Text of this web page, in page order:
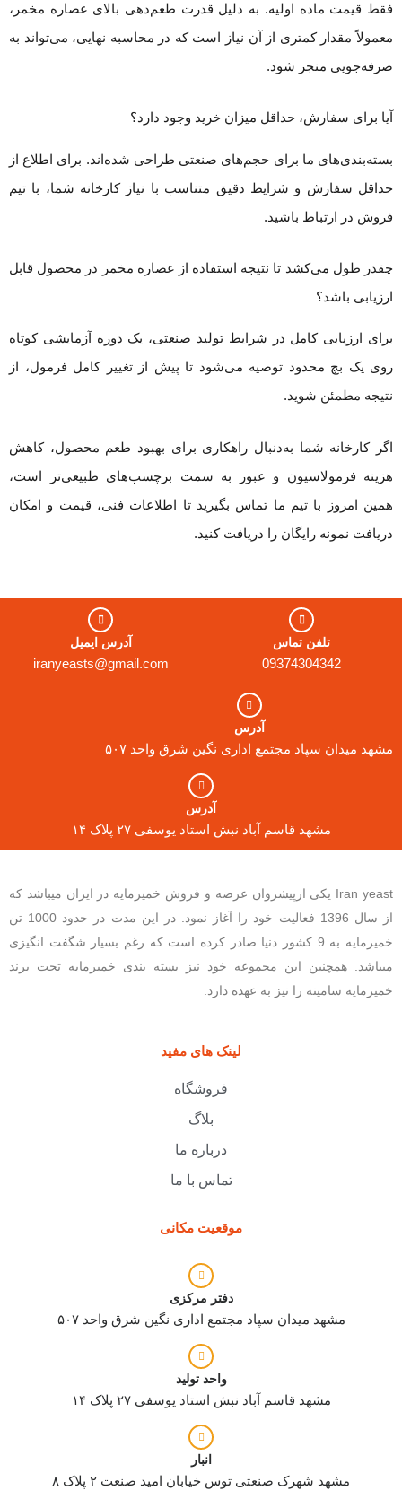
فقط قیمت ماده اولیه. به دلیل قدرت طعم‌دهی بالای عصاره مخمر،
معمولاً مقدار کمتری از آن نیاز است که در محاسبه نهایی، می‌تواند به
صرفه‌جویی منجر شود.
آیا برای سفارش، حداقل میزان خرید وجود دارد؟
بسته‌بندی‌های ما برای حجم‌های صنعتی طراحی شده‌اند. برای اطلاع از
حداقل سفارش و شرایط دقیق متناسب با نیاز کارخانه شما، با تیم
فروش در ارتباط باشید.
چقدر طول می‌کشد تا نتیجه استفاده از عصاره مخمر در محصول قابل
ارزیابی باشد؟
برای ارزیابی کامل در شرایط تولید صنعتی، یک دوره آزمایشی کوتاه
روی یک بچ محدود توصیه می‌شود تا پیش از تغییر کامل فرمول، از
نتیجه مطمئن شوید.
اگر کارخانه شما به‌دنبال راهکاری برای بهبود طعم محصول، کاهش
هزینه فرمولاسیون و عبور به سمت برچسب‌های طبیعی‌تر است،
همین امروز با تیم ما تماس بگیرید تا اطلاعات فنی، قیمت و امکان
دریافت نمونه رایگان را دریافت کنید.
تلفن تماس
09374304342
آدرس ایمیل
iranyeasts@gmail.com
آدرس
مشهد میدان سپاد مجتمع اداری نگین شرق واحد ۵۰۷
آدرس
مشهد قاسم آباد نبش استاد یوسفی ۲۷ پلاک ۱۴
Iran yeast یکی ازپیشروان عرضه و فروش خمیرمایه در ایران میباشد که
از سال 1396 فعالیت خود را آغاز نمود. در این مدت در حدود 1000 تن
خمیرمایه به 9 کشور دنیا صادر کرده است که رغم بسیار شگفت انگیزی
میباشد. همچنین این مجموعه خود نیز بسته بندی خمیرمایه تحت برند
خمیرمایه سامینه را نیز به عهده دارد.
لینک های مفید
فروشگاه
بلاگ
درباره ما
تماس با ما
موقعیت مکانی
دفتر مرکزی
مشهد میدان سپاد مجتمع اداری نگین شرق واحد ۵۰۷
واحد تولید
مشهد قاسم آباد نبش استاد یوسفی ۲۷ پلاک ۱۴
انبار
مشهد شهرک صنعتی توس خیابان امید صنعت ۲ پلاک ۸